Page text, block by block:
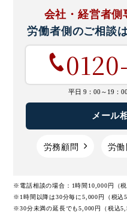
会社・経営者側
労働者側のご相談は
平日 9：00～19：
メール
労務顧問 労働
※電話相談の場合：1時間10,000円（税
※1時間以降は30分毎に5,000円（税込
※30分未満の延長でも5,000円（税込